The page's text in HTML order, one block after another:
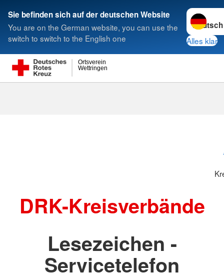
Sie befinden sich auf der deutschen Website
You are on the German website, you can use the
switch to switch to the English one
Sprache
Alles klar
Wettringen
Ortsverein
Suche
DRK-Kreisverbände
Lesezeichen -
Servicetelefon